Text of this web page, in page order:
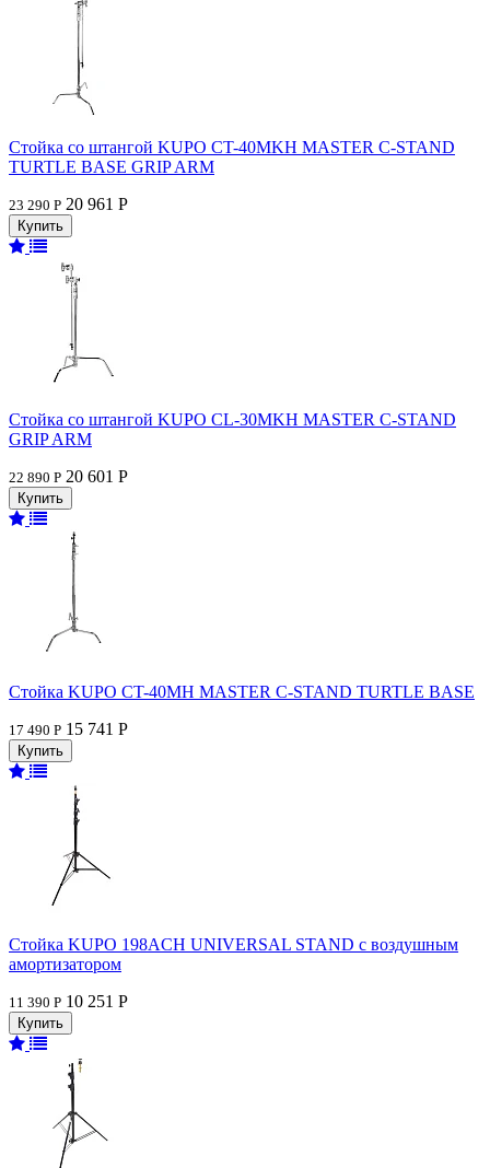
Стойка со штангой KUPO CT-40MKH MASTER C-STAND
TURTLE BASE GRIP ARM
23 290 Р 20 961 Р
Стойка со штангой KUPO CL-30MKH MASTER C-STAND
GRIP ARM
22 890 Р 20 601 Р
Стойка KUPO CT-40MH MASTER C-STAND TURTLE BASE
17 490 Р 15 741 Р
Стойка KUPO 198ACH UNIVERSAL STAND с воздушным
амортизатором
11 390 Р 10 251 Р